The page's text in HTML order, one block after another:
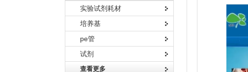
实验试剂耗材
培养基
pe管
试剂
查看更多